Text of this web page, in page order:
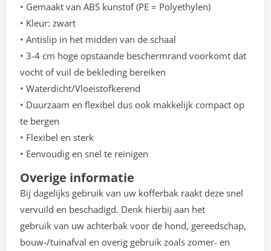
• Gemaakt van ABS kunstof (PE = Polyethylen)
• Kleur: zwart
• Antislip in het midden van de schaal
• 3-4 cm hoge opstaande beschermrand voorkomt dat
vocht of vuil de bekleding bereiken
• Waterdicht/Vloeistofkerend
• Duurzaam en flexibel dus ook makkelijk compact op
te bergen
• Flexibel en sterk
• Eenvoudig en snel te reinigen
Overige informatie
Bij dagelijks gebruik van uw kofferbak raakt deze snel
vervuild en beschadigd. Denk hierbij aan het
gebruik van uw achterbak voor de hond, gereedschap,
bouw-/tuinafval en overig gebruik zoals zomer- en